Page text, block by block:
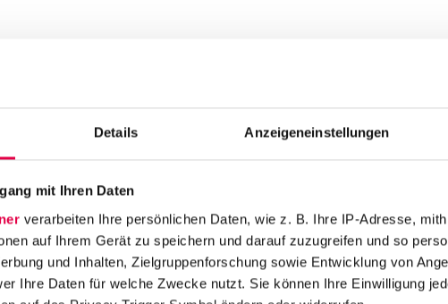
Details Anzeigeneinstellungen
mit Ihren Daten
verarbeiten Ihre persönlichen Daten, wie z. B. Ihre IP-Adresse,
auf Ihrem Gerät zu speichern und darauf zuzugreifen und so
und Inhalten, Zielgruppenforschung sowie Entwicklung von
Ihre Daten für welche Zwecke nutzt. Sie können Ihre Einwilligung